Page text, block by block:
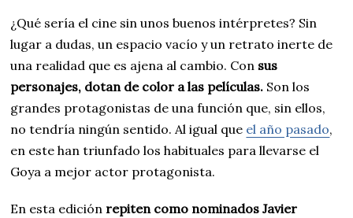
¿Qué sería el cine sin unos buenos intérpretes? Sin
lugar a dudas, un espacio vacío y un retrato inerte de
una realidad que es ajena al cambio. Con sus
personajes, dotan de color a las películas. Son los
grandes protagonistas de una función que, sin ellos,
no tendría ningún sentido. Al igual que el año pasado,
en este han triunfado los habituales para llevarse el
Goya a mejor actor protagonista.
En esta edición repiten como nominados Javier